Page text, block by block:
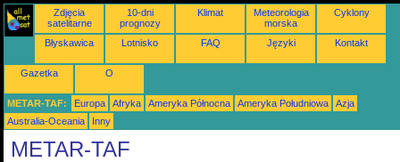
Zdjęcia
satelitarne
10-dni
prognozy
Klimat
Meteorologia
morska
Cyklony
Błyskawica Lotnisko FAQ Języki Kontakt
Gazetka O
METAR-TAF: Europa Afryka Ameryka Północna Ameryka Południowa
Azja
Australia-Oceania
Inny
METAR-TAF